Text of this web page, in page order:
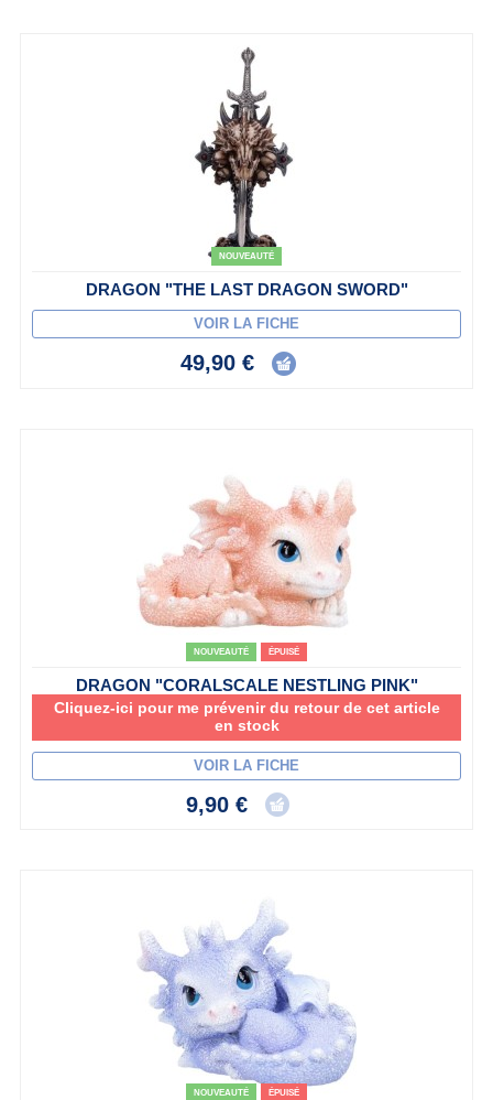
NOUVEAUTÉ
DRAGON "THE LAST DRAGON SWORD"
VOIR LA FICHE
49,90 €
NOUVEAUTÉ ÉPUISÉ
DRAGON "CORALSCALE NESTLING PINK"
Cliquez-ici pour me prévenir du retour de cet article
en stock
VOIR LA FICHE
9,90 €
NOUVEAUTÉ ÉPUISÉ